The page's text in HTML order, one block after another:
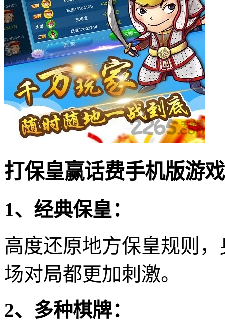
打保皇赢话费手机版游
1、经典保皇：
高度还原地方保皇规则
场对局都更加刺激。
2、多种棋牌：